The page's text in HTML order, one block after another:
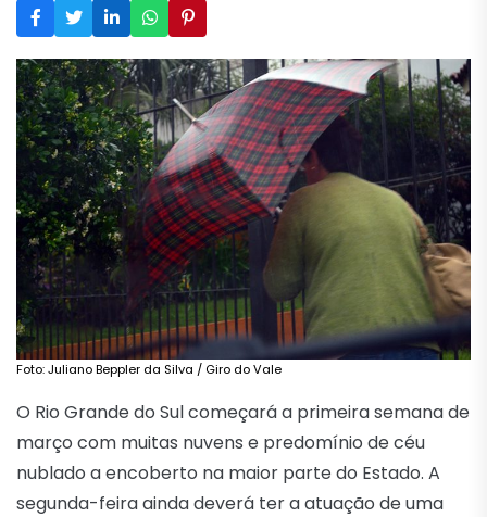
Foto: Juliano Beppler da Silva / Giro do Vale
O Rio Grande do Sul começará a primeira semana de
março com muitas nuvens e predomínio de céu
nublado a encoberto na maior parte do Estado. A
segunda-feira ainda deverá ter a atuação de uma